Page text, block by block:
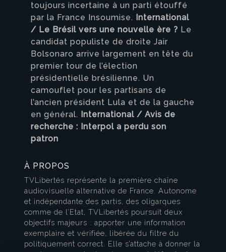
toujours incertaine à un parti étouffé
par la France Insoumise.
International
/ Le Brésil vers une nouvelle ère ? Le
candidat populiste de droite Jair
Bolsonaro arrive largement en tête du
premier tour de l’élection
présidentielle brésilienne. Un
camouflet pour les partisans de
l’ancien président Lula et de la gauche
en général.
International / Avis de
recherche : Interpol a perdu son
patron
À PROPOS
TVLibertés représente la première chaîne
audiovisuelle alternative de France. Autonome
et indépendante des partis, des oligarques
comme de l’Etat, TVLibertés poursuit deux
objectifs majeurs : apporter une information
exemplaire et vérifiée, libérée du filtre du
politiquement correct. Elle s’attache à donner la